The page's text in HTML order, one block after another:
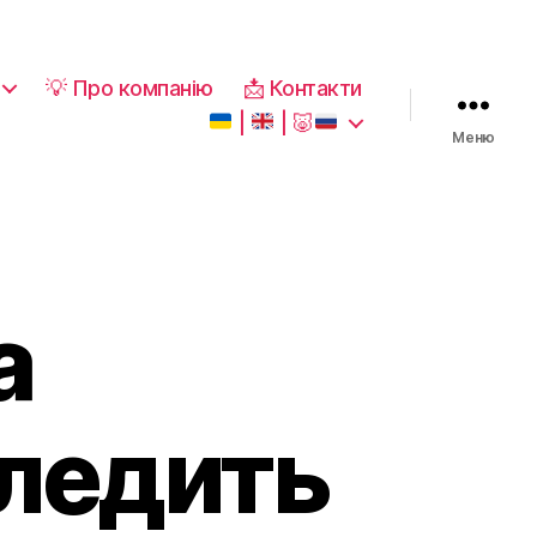
💡 Про компанію
📩 Контакти
🐷
Меню